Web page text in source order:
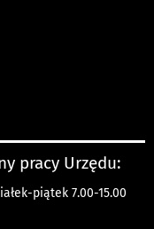
pracy Urzędu:
piątek 7.00-15.00